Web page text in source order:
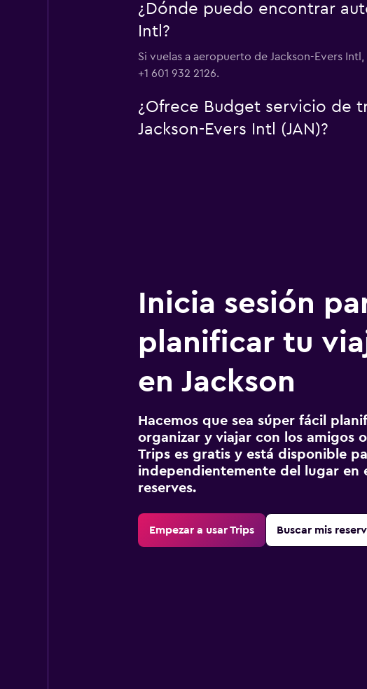
¿Dónde puedo encontrar
Intl?
Si vuelas a aeropuerto de Jackson-Evers
+1 601 932 2126.
¿Ofrece Budget servicio de
Jackson-Evers Intl (JAN)?
Inicia sesión
planificar tu
en Jackson
Hacemos que sea súper fácil
organizar y viajar con los amigos
Trips es gratis y está disponible
independientemente del lugar en
reserves.
Empezar a usar Trips Buscar mis